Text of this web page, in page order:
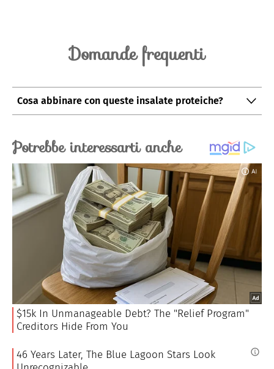
Domande frequenti
Cosa abbinare con queste insalate proteiche?
aromatizzata al limone e menta o un tè verde freddo
sono l'ideale per completare il pasto. Se preferite un
tocco più fruttato, un frullato di frutti rossi o un succo
di ananas e zenzero sono ottimi compagni per queste
insalate.